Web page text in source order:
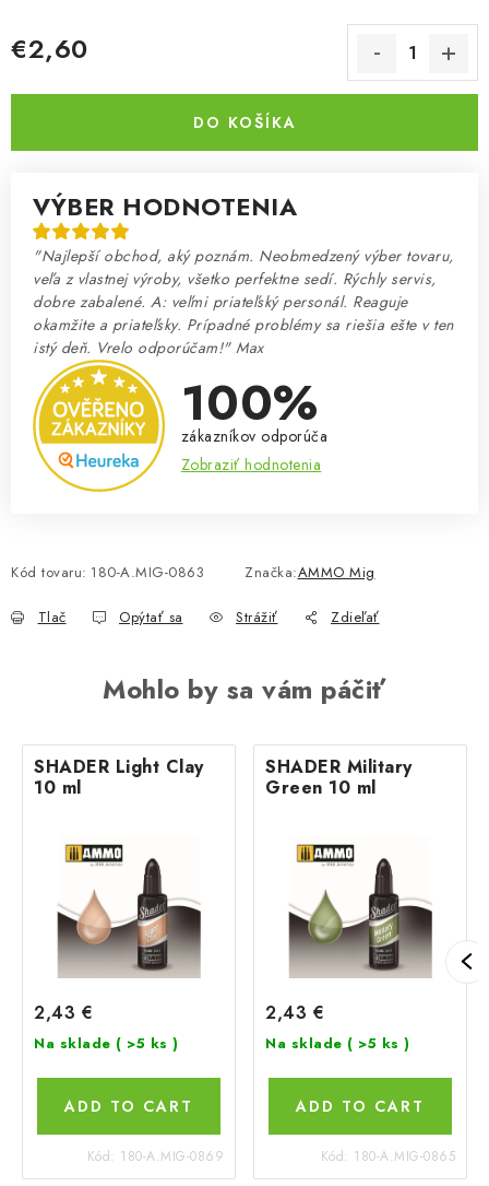
€2,60
DO KOŠÍKA
VÝBER HODNOTENIA
"Najlepší obchod, aký poznám. Neobmedzený výber tovaru,
veľa z vlastnej výroby, všetko perfektne sedí. Rýchly servis,
dobre zabalené. A: veľmi priateľský personál. Reaguje
okamžite a priateľsky. Prípadné problémy sa riešia ešte v ten
istý deň. Vrelo odporúčam!" Max
100%
zákazníkov odporúča
Zobraziť hodnotenia
Kód tovaru: 180-A.MIG-0863 Značka:AMMO Mig
Tlač Opýtať sa Strážiť Zdieľať
Mohlo by sa vám páčiť
SHADER Light Clay
10 ml
2,43 €
Na sklade ( >5 ks )
ADD TO CART
Kód: 180-A.MIG-0869
SHADER Military
Green 10 ml
2,43 €
Na sklade ( >5 ks )
ADD TO CART
Kód: 180-A.MIG-0865